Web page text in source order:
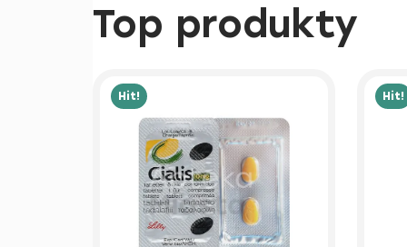
Top produkty
Hit! Hit!